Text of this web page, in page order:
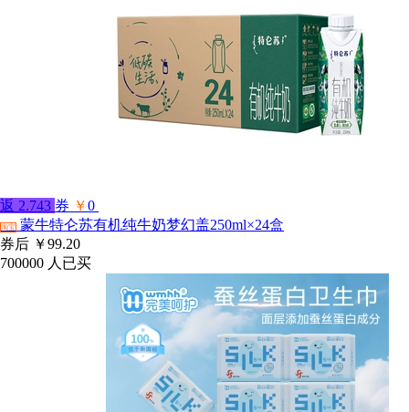
返 2.743 券 ￥0
淘宝 蒙牛特仑苏有机纯牛奶梦幻盖250ml×24盒
券后 ￥99.20
700000 人已买